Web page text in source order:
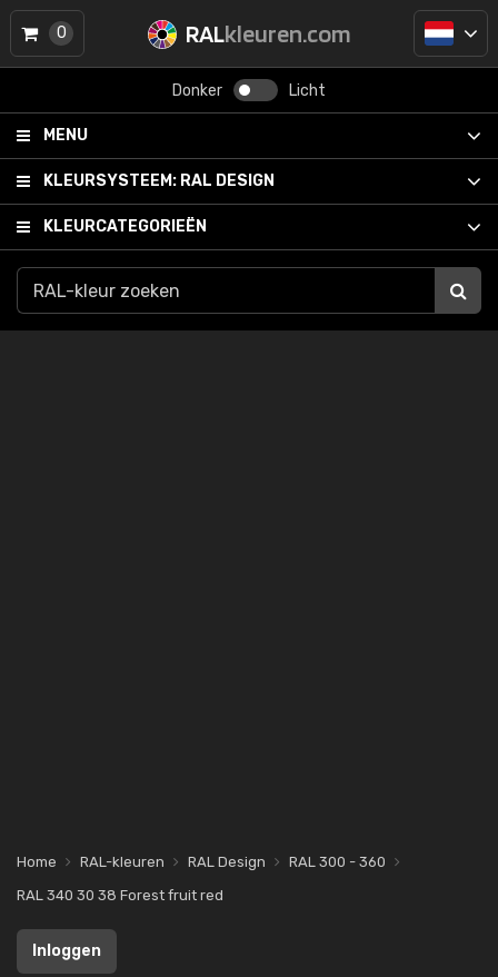
RALkleuren.com
Donker Licht
MENU
KLEURSYSTEEM: RAL DESIGN
KLEURCATEGORIEËN
0
Home RAL-kleuren RAL Design
RAL 300 - 360
RAL 340 30 38 Forest fruit red
Inloggen